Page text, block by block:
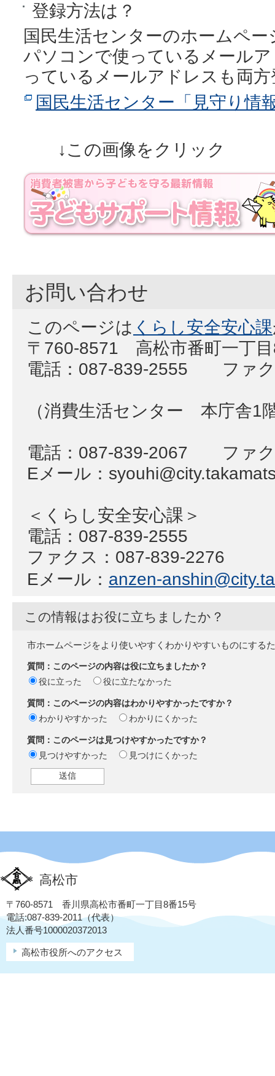
登録方法は？
国民生活センターのホームペ
パソコンで使っているメール
っているメールアドレスも両
国民生活センター「見守り情
↓この画像をクリック
お問い合わせ
このページは くらし安全安心課
〒760-8571 高松市番町一丁
電話：087-839-2555 ファク
（消費生活センター 本庁舎1
電話：087-839-2067 ファク
Eメール：
＜くらし安全安心課＞
電話：087-839-2555
ファクス：087-839-2276
Eメール： anzen-
この情報はお役に立ちましたか？
市ホームページをより使いやすくわかりやすいものにする
質問：このページの内容は役に立ちましたか？
役に立った
役に立たなかった
質問：このページの内容はわかりやすかったですか？
わかりやすかった
わかりにくかった
質問：このページは見つけやすかったですか？
見つけやすかった
見つけにくかった
高松市
〒760-8571 香川県高松市番町一丁目8番15号
電話:087-839-2011（代表）
法人番号1000020372013
高松市役所へのアクセス